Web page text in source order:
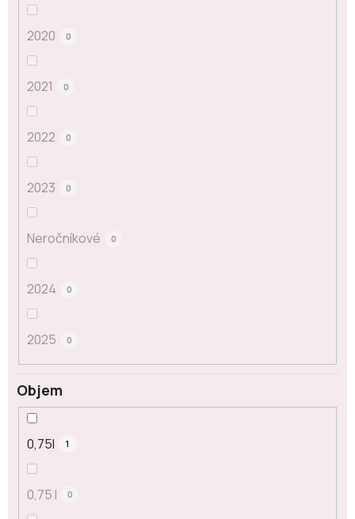
2020 0
2021 0
2022 0
2023 0
Neročníkové 0
2024 0
2025 0
Objem
0,75l 1
0,75 l 0